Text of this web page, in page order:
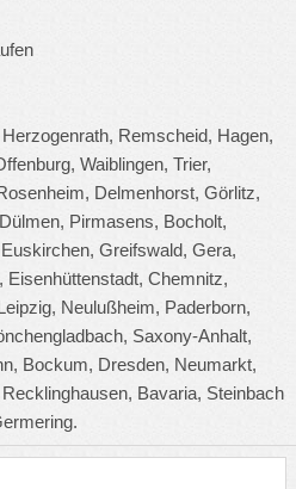
Remscheid, Hagen,
Waiblingen, Trier,
Delmenhorst, Görlitz,
Pirmasens, Bocholt,
Greifswald, Gera,
Eisenhüttenstadt, Chemnitz,
Neulußheim, Paderborn,
Saxony-Anhalt,
Bockum, Dresden, Neumarkt,
Bavaria, Steinbach